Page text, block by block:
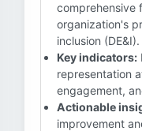
comprehensive
organization's
inclusion (DE&I).
Key indicators:
representation
engagement,
Actionable
improvement